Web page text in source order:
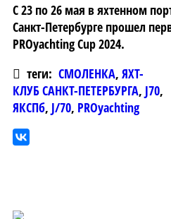
С 23 по 26 мая в яхтенном
Санкт-Петербурге прошел
PROyachting Cup 2024.
теги: СМОЛЕНКА, ЯХТ-
КЛУБ САНКТ-ПЕТЕРБУРГА, J70,
ЯКСПб, J/70, PROyachting